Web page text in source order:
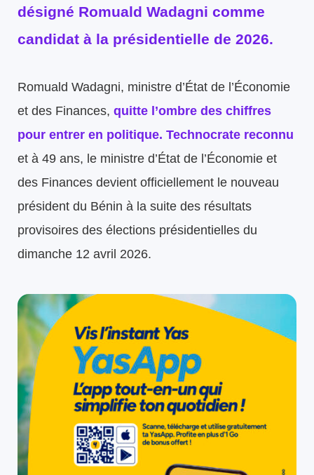
désigné Romuald Wadagni comme
candidat à la présidentielle de 2026.
Romuald Wadagni, ministre d’État de l’Économie
et des Finances, quitte l’ombre des chiffres
pour entrer en politique. Technocrate reconnu
et à 49 ans, le ministre d’État de l’Économie et
des Finances devient officiellement le nouveau
président du Bénin à la suite des résultats
provisoires des élections présidentielles du
dimanche 12 avril 2026.